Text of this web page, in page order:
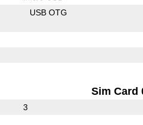
USB OTG
Sim Card
3